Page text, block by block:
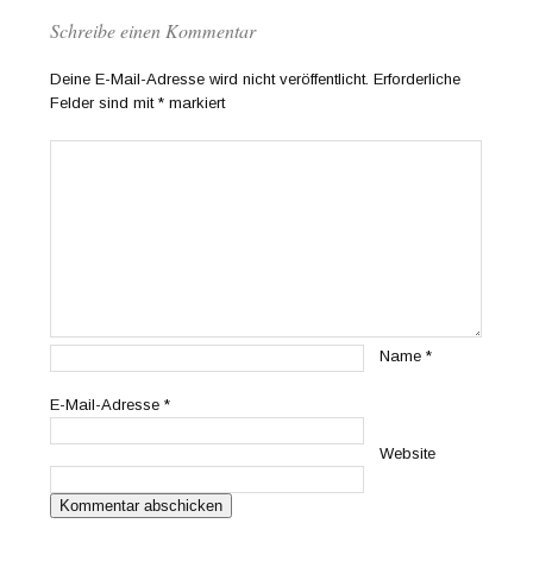
Schreibe einen Kommentar
Deine E-Mail-Adresse wird nicht veröffentlicht. Erforderliche
Felder sind mit* markiert
Name*
E-Mail-Adresse*
Website